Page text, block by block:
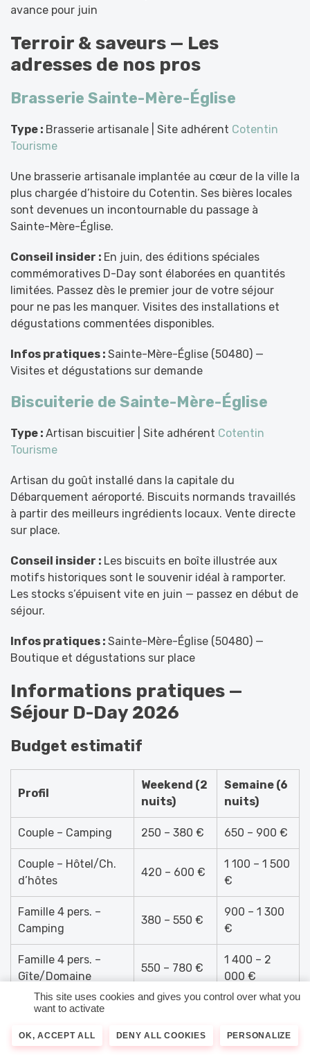
avance pour juin
Terroir & saveurs — Les
adresses de nos pros
Brasserie Sainte-Mère-Église
Type : Brasserie artisanale | Site adhérent Cotentin
Tourisme
Une brasserie artisanale implantée au cœur de la ville la
plus chargée d’histoire du Cotentin. Ses bières locales
sont devenues un incontournable du passage à
Sainte-Mère-Église.
Conseil insider : En juin, des éditions spéciales
commémoratives D-Day sont élaborées en quantités
limitées. Passez dès le premier jour de votre séjour
pour ne pas les manquer. Visites des installations et
dégustations commentées disponibles.
Infos pratiques : Sainte-Mère-Église (50480) —
Visites et dégustations sur demande
Biscuiterie de Sainte-Mère-Église
Type : Artisan biscuitier | Site adhérent Cotentin
Tourisme
Artisan du goût installé dans la capitale du
Débarquement aéroporté. Biscuits normands travaillés
à partir des meilleurs ingrédients locaux. Vente directe
sur place.
Conseil insider : Les biscuits en boîte illustrée aux
motifs historiques sont le souvenir idéal à ramporter.
Les stocks s’épuisent vite en juin — passez en début de
séjour.
Infos pratiques : Sainte-Mère-Église (50480) —
Boutique et dégustations sur place
Informations pratiques —
Séjour D-Day 2026
Budget estimatif
Profil
Weekend (2
nuits)
Semaine (6
nuits)
Couple – Camping 250 – 380 € 650 – 900 €
Couple – Hôtel/Ch.
d’hôtes
420 – 600 €
1 100 – 1 500
€
Famille 4 pers. –
Camping
380 – 550 €
900 – 1 300
€
Famille 4 pers. –
Gîte/Domaine
550 – 780 €
1 400 – 2
000 €
Détail : hébergement + repas + droits d’entrée
(10 à 16 € par adulte et par site) + carburant. Les
cérémonies commémoratives sont gratuites et
This site uses cookies and gives you control over what you
want to activate
OK, ACCEPT ALL DENY ALL COOKIES PERSONALIZE